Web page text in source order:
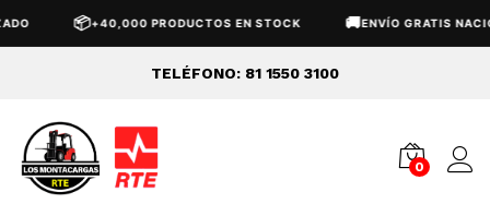
📦+40,000 PRODUCTOS EN STOCK 🚚ENVÍO GRATIS
TELÉFONO: 81 1550 3100
0